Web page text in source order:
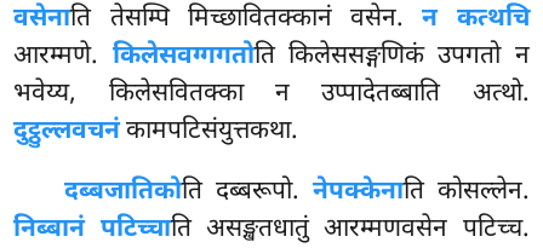
वसेनाति तेसम्पि मिच्छावितक्कानं वसेन.न कत्थचि
आरम्मणे. किलेसवग्गगतोति किलेससङ्गणिकं उपगतो न
भवेय्य, किलेसवितक्का न उप्पादेतब्बाति अत्थो.
दुट्ठुल्लवचनंकामपटिसंयुत्तकथा.
दब्बजातिकोति दब्बरूपो. नेपक्केनाति कोसल्लेन.
निब्बानं पटिच्चाति असङ्खतधातुं आरम्मणवसेन पटिच्च.